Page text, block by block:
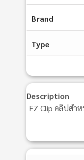
Brand
Type
Description
EZ Clip คลิปสํา